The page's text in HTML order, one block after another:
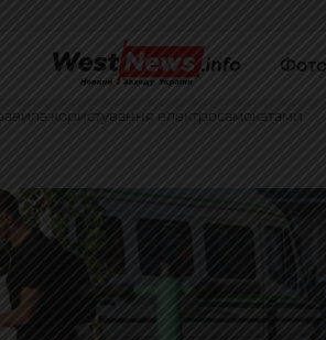
Фото
користування електросамокатами